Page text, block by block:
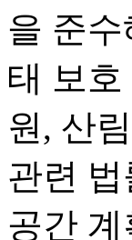
을 준
태 보
원, 산
관련
공간